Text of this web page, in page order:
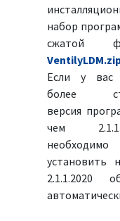
набор
сжатой
Если у вас
более
версия
чем
установить
2.1.1.2020